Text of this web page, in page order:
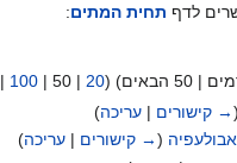
לדף תחית המתים:
| 50 הבאים ) (
20
|
50
|
100
|
(→ קישורים |עריכה)
(→ קישורים |עריכה)